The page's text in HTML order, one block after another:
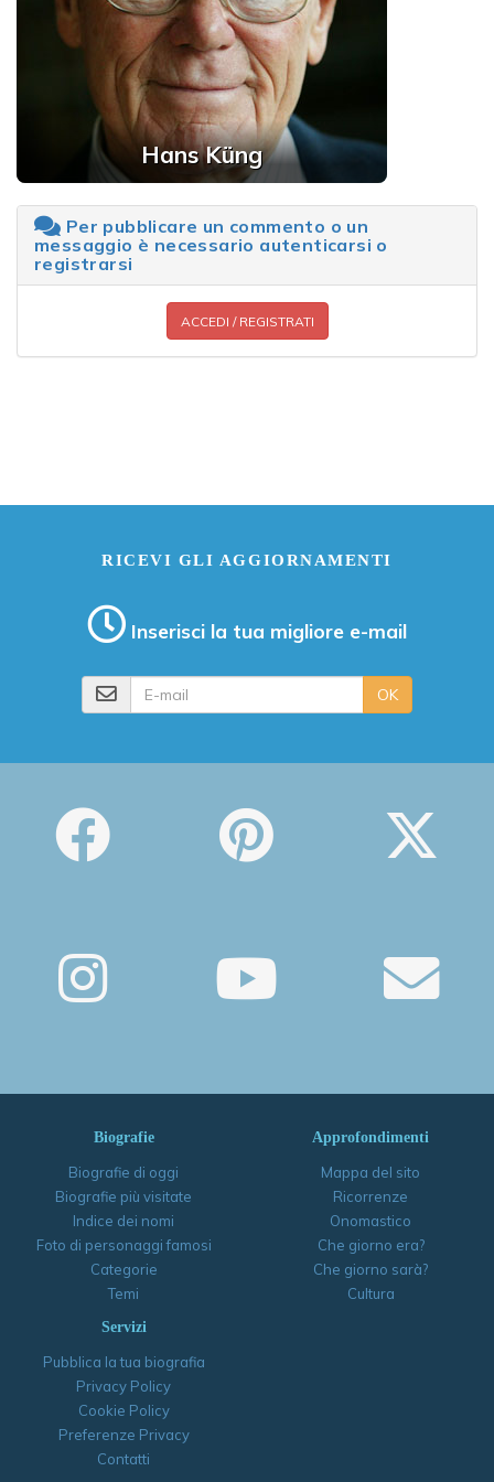
Hans Küng
Per pubblicare un commento o un
messaggio è necessario autenticarsi o
registrarsi
ACCEDI / REGISTRATI
RICEVI GLI AGGIORNAMENTI
Inserisci la tua migliore e-mail
OK
Biografie
Biografie di oggi
Biografie più visitate
Indice dei nomi
Foto di personaggi famosi
Categorie
Temi
Approfondimenti
Mappa del sito
Ricorrenze
Onomastico
Che giorno era?
Che giorno sarà?
Cultura
Servizi
Pubblica la tua biografia
Privacy Policy
Cookie Policy
Preferenze Privacy
Contatti